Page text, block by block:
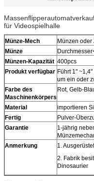
für Videospielhalle
Münze-Mech
Münzen oder
Münze
Münzen-Kapazität 400pcs
Produkt verfügbar Führt 1"
um ein oder
Farbe des
Maschinenkörpers
Rot, Gelb-
Material
importieren
Fertig
Pulver-
Garantie
1-jährig
Anmerkung
1.
2. Fabrik
Dinosaurier